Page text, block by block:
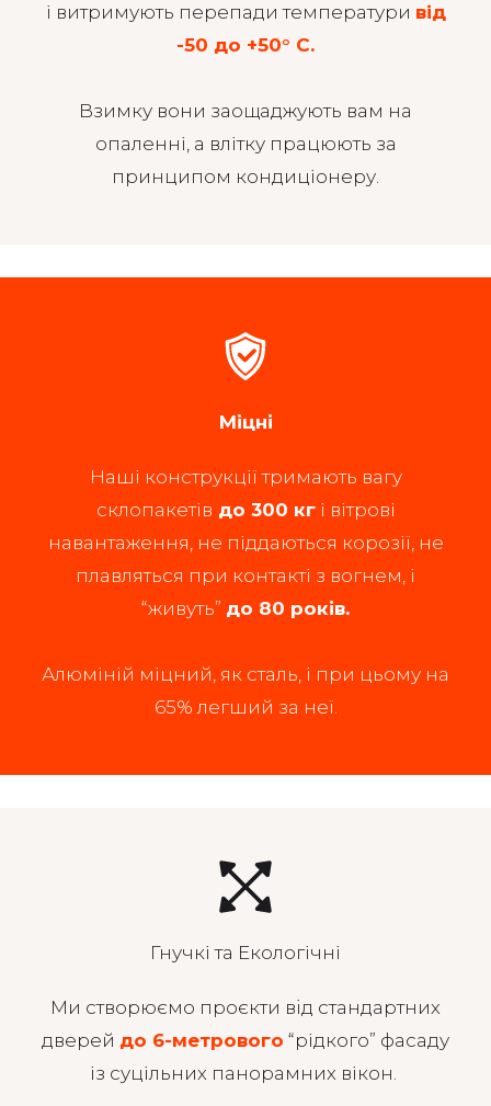
і витримують перепади температури вiд
-50 до +50° С.
Взимку вони заощаджують вам на
опаленні, а влітку працюють за
принципом кондиціонеру.
Міцні
Наші конструкції тримають вагу
склопакетів до 300 кгі вітрові
навантаження, не піддаються корозії, не
плавляться при контакті з вогнем, і
“живуть” до 80 років.
Алюміній міцний, як сталь, і при цьому на
65% легший за неї.
Гнучкі та Екологічні
Ми створюємо проєкти вiд стандартних
дверей до 6-метрового “рідкого” фасаду
із суцільних панорамних вікон.